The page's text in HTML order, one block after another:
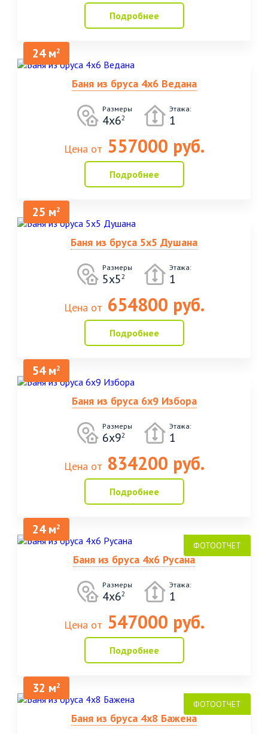
Подробнее
24 м2
Баня из бруса 4х6 Ведана
Размеры
4х62
Этажа:
1
Цена от 557000 руб.
Подробнее
25 м2
Баня из бруса 5х5 Душана
Размеры
5х52
Этажа:
1
Цена от 654800 руб.
Подробнее
54 м2
Баня из бруса 6х9 Избора
Размеры
6х92
Этажа:
1
Цена от 834200 руб.
Подробнее
24 м2
Баня из бруса 4х6 Русана
Размеры
4х62
Этажа:
1
Цена от 547000 руб.
Подробнее
32 м2
Баня из бруса 4х8 Бажена